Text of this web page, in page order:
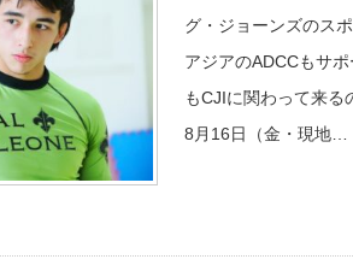
グ・ジョーンズのス
アジアのADCCもサ
もCJIに関わって来る
8月16日（金・現地…